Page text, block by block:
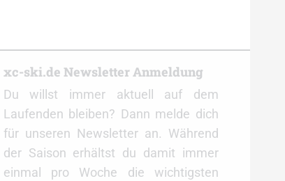
xc-ski.de Newsletter Anmeldung
Du willst immer aktuell auf dem
Laufenden bleiben? Dann melde dich
für unseren Newsletter an. Während
der Saison erhältst du damit immer
einmal pro Woche die wichtigsten